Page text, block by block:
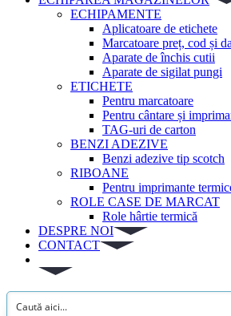
ECHIPAMENTE
Aplicatoare de etichete
Marcatoare preț, cod și
Aparate de închis cutii
Aparate de sigilat pungi
ETICHETE
Pentru marcatoare
Pentru cântare și
TAG-uri de carton
BENZI ADEZIVE
Benzi adezive tip scotch
RIBOANE
Pentru imprimante
ROLE CASE DE MARCAT
Role hârtie termică
DESPRE NOI
CONTACT